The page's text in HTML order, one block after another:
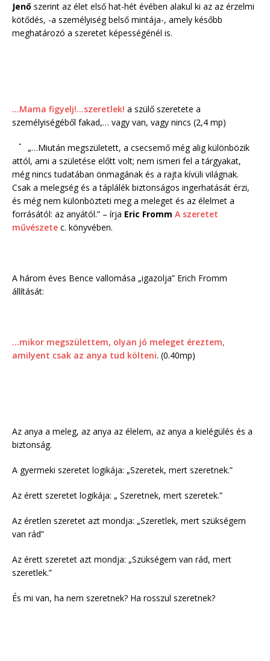
Jenő szerint az élet első hat-hét évében alakul ki az az érzelmi
kötődés, -a személyiség belső mintája-, amely később
meghatározó a szeretet képességénél is.
…Mama figyelj!…szeretlek! a szülő szeretete a
személyiségéből fakad,… vagy van, vagy nincs (2,4 mp)
„…Miután megszületett, a csecsemő még alig különbözik
attól, ami a születése előtt volt; nem ismeri fel a tárgyakat,
még nincs tudatában önmagának és a rajta kívüli világnak.
Csak a melegség és a táplálék biztonságos ingerhatását érzi,
és még nem különbözteti meg a meleget és az élelmet a
forrásától: az anyától.” – írja Eric Fromm A szeretet
művészete c. könyvében.
A három éves Bence vallomása „igazolja” Erich Fromm
állítását:
…mikor megszülettem, olyan jó meleget éreztem,
amilyent csak az anya tud költeni. (0.40mp)
Az anya a meleg, az anya az élelem, az anya a kielégülés és a
biztonság.
A gyermeki szeretet logikája: „Szeretek, mert szeretnek.”
Az érett szeretet logikája: „ Szeretnek, mert szeretek.”
Az éretlen szeretet azt mondja: „Szeretlek, mert szükségem
van rád”
Az érett szeretet azt mondja: „Szükségem van rád, mert
szeretlek.”
És mi van, ha nem szeretnek? Ha rosszul szeretnek?